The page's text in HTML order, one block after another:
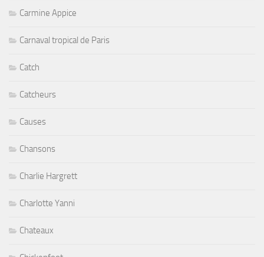
Carmine Appice
Carnaval tropical de Paris
Catch
Catcheurs
Causes
Chansons
Charlie Hargrett
Charlotte Yanni
Chateaux